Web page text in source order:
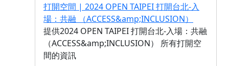
打開空間 | 2024 OPEN TAIPEI 打開台北-入
場：共融 （ACCESS&amp;INCLUSION）
提供2024 OPEN TAIPEI 打開台北-入場：共融
（ACCESS&amp;INCLUSION） 所有打開空
間的資訊